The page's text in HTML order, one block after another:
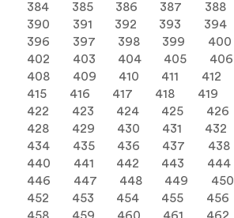
384
385 386 387 388
390
391 392 393 394
396
397 398 399 400
402
403 404 405 406
408
409 410 411 412
415
416 417 418 419
422
423 424 425 426
428
429 430 431 432
434
435 436 437 438
440
441 442 443 444
446
447 448 449 450
452
453 454 455 456